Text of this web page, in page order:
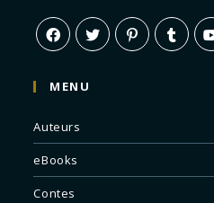
MENU
Auteurs
eBooks
Contes